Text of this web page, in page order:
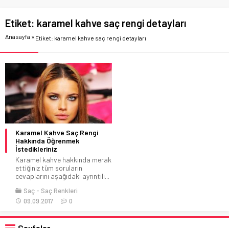
Etiket: karamel kahve saç rengi detayları
Anasayfa » Etiket: karamel kahve saç rengi detayları
Karamel Kahve Saç Rengi
Hakkında Öğrenmek
İstedikleriniz
Karamel kahve hakkında merak
ettiğiniz tüm soruların
cevaplarını aşağıdaki ayrıntılı...
Saç
Saç Renkleri
09.09.2017
0